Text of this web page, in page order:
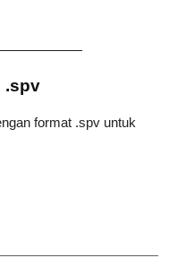
.spv
format .spv untuk